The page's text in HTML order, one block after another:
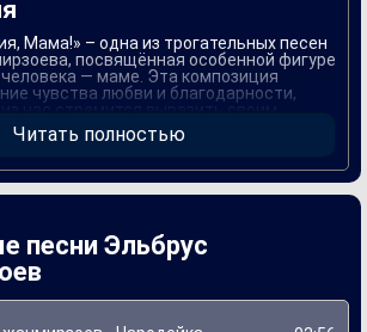
Мама!» – одна из трогательных песен
посвящённая особенной фигуре
— маме. Эта композиция
чувства любви и благодарности,
нас стремится выразить своим
моменты жизни. Песня сочетает в
и глубину текстов, делая её
было вдохновлено личным опытом и
её близкой многим слушателям.
только подарком для мам, но и
кто ценит и любит своих родителей.
Читать полностью
песни Эльбрус